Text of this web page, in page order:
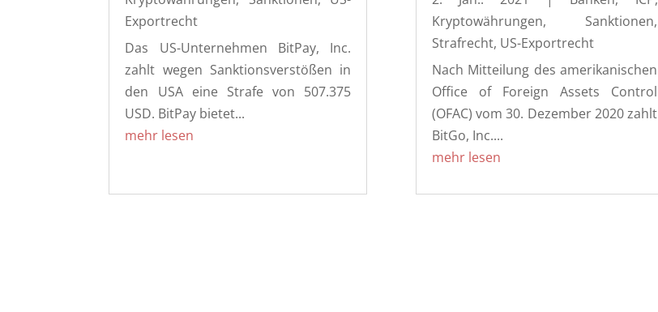
Exportrecht
Das US-Unternehmen BitPay, Inc.
zahlt wegen Sanktionsverstößen in
den USA eine Strafe von 507.375
USD. BitPay bietet...
mehr lesen
Kryptowährungen, Sanktionen,
Strafrecht, US-Exportrecht
Nach Mitteilung des amerikanischen
Office of Foreign Assets Control
(OFAC) vom 30. Dezember 2020 zahlt
BitGo, Inc....
mehr lesen